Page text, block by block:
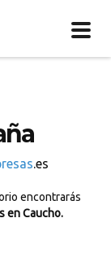
.es
encontrarás
en Caucho.